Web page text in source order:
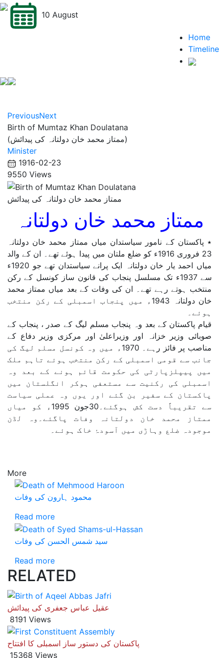
10 August
Home
Timeline
PreviousNext
Birth of Mumtaz Khan Doulatana
(ممتاز محمد خان دولتانہ کی پیدائش)
Minister
1916-02-23
9550 Views
ممتاز محمد خان دولتانہ کی پیدائش
ممتاز محمد خان دولتانہ
٭ پاکستان کے نامور سیاستدان میاں ممتاز محمد خان دولتانہ
23 فروری 1916ء کو ضلع ملتان میں پیدا ہوئے تھے۔ ان کے والد
میاں احمد یار خان دولتانہ ایک پرانے سیاستدان تھے جو 1920ء
سے 1937ء تک مسلسل پنجاب کی قانون ساز کونسل کے رکن
منتخب ہوتے رہے تھے۔ ان کی وفات کے بعد میاں ممتاز محمد
خان دولتانہ 1943ء میں پنجاب اسمبلی کے رکن منتخب
ہوئے۔
قیام پاکستان کے بعد وہ پنجاب مسلم لیگ کے صدر ، پنجاب کے
صوبائی وزیر خزانہ اور وزیراعلیٰ اور مرکزی وزیر دفاع کے
مناصب پر فائز رہے۔ 1970ء میں وہ کونسل مسلم لیگ کی
جانب سے قومی اسمبلی کے رکن منتخب ہوئے تاہم ملک
میں پیپلزپارٹی کی حکومت قائم ہونے کے بعد وہ
اسمبلی کی رکنیت سے مستعفی ہوکر انگلستان میں
پاکستان کے سفیر بن گئے اور یوں وہ عملی سیاست
سے تقریباً دست کش ہوگئے۔30جون 1995ء کو میاں
ممتاز محمد خان دولتانہ وفات پاگئے۔وہ لڈن
موجودہ ضلع وہاڑی میں آسودۂ خاک ہوئے۔
More
محمود ہارون کی وفات
Read more
سید شمس الحسن کی وفات
Read more
RELATED
عقیل عباس جعفری کی پیدائش
8191 Views
پاکستان کی دستور ساز اسمبلی کا افتتاح
15368 Views